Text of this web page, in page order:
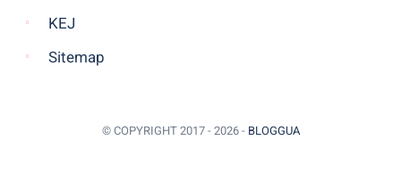
KEJ
Sitemap
© COPYRIGHT 2017 - 2026 - BLOGGUA